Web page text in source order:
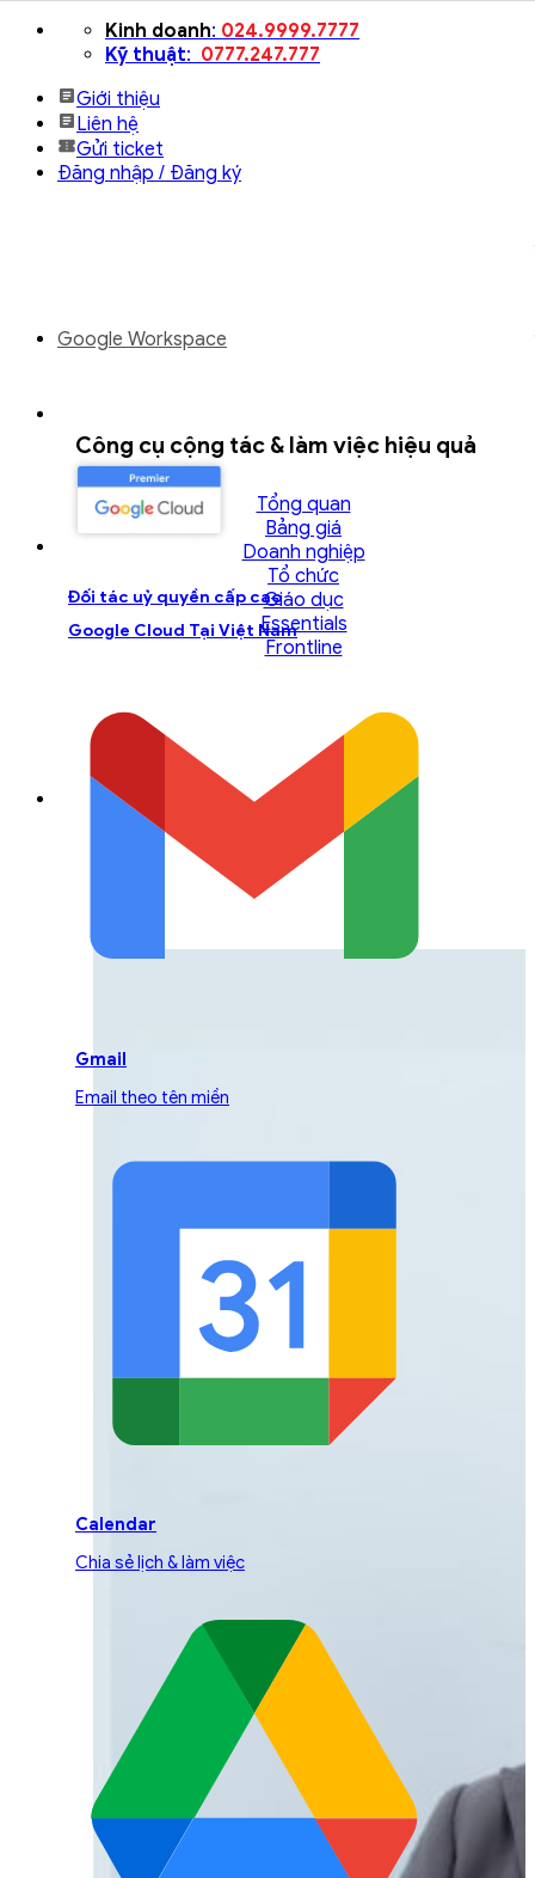
dung
Kinh doanh: 024.9999.7777
Kỹ thuật: 0777.247.777
Giới thiệu
Liên hệ
Gửi ticket
Đăng nhập / Đăng ký
Đối tác uỷ quyền cấp cao
Google Cloud Tại Việt Nam
LIÊN HỆ ĐỘI NGŨ TƯ
VẤN
Liên hệ với đội ngũ chuyên gia GCS để được
Google Workspace
Công cụ cộng tác & làm việc hiệu quả
Tổng quan
Bảng giá
Doanh nghiệp
Tổ chức
Giáo dục
Essentials
Frontline
Gmail
Email theo tên miền
Calendar
Chia sẻ lịch & làm việc